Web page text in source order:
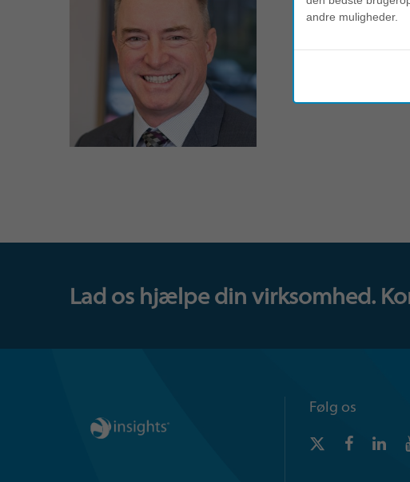
Lad os hjælpe din virksomhed.
Følg os
andre muligheder.